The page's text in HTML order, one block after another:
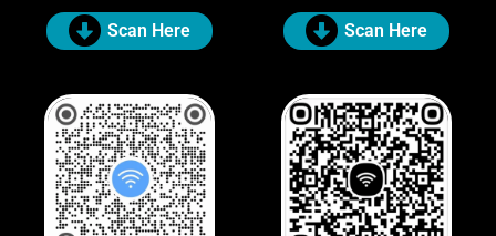
Scan Here Scan Here